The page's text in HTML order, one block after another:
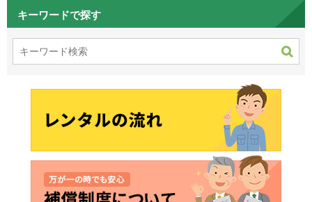
キーワードで探す